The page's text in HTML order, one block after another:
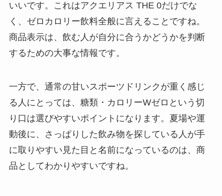
いいです。これはアクエリアス THE 0だけでな
く、ゼロカロリー飲料全般に言えることですね。
商品表示は、飲む人が自分に合うかどうかを判断
するための大事な情報です。
一方で、通常の甘いスポーツドリンクが重く感じ
る人にとっては、糖類・カロリーWゼロという切
り口は選びやすいポイントになります。夏場や運
動後に、さっぱりした飲み物を探している人が手
に取りやすい見た目と名前になっているのは、商
品としてわかりやすいですね。